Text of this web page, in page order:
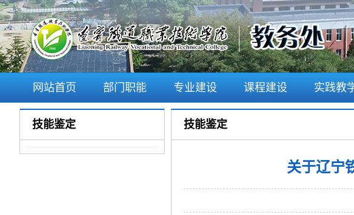
网站首页 部门职能 专业建设 课程建设 实践教
技能鉴定 技能鉴定
关于辽宁